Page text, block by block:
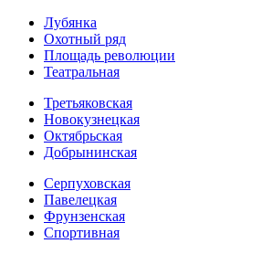
Лубянка
Охотный ряд
Площадь революции
Театральная
Третьяковская
Новокузнецкая
Октябрьская
Добрынинская
Серпуховская
Павелецкая
Фрунзенская
Спортивная